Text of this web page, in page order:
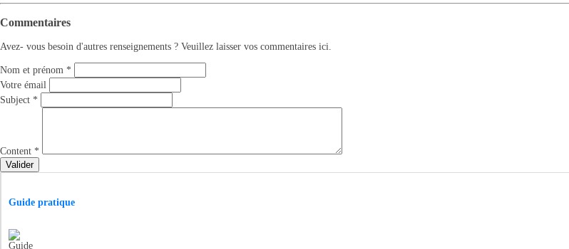
Commentaires
Avez- vous besoin d'autres renseignements ? Veuillez laisser vos commentaires ici.
Nom et prénom *
Votre émail
Subject *
Content *
Valider
Guide pratique